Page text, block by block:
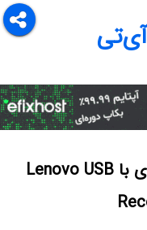
آموزش ایجاد پارتیشن ریکاوری با Lenovo USB